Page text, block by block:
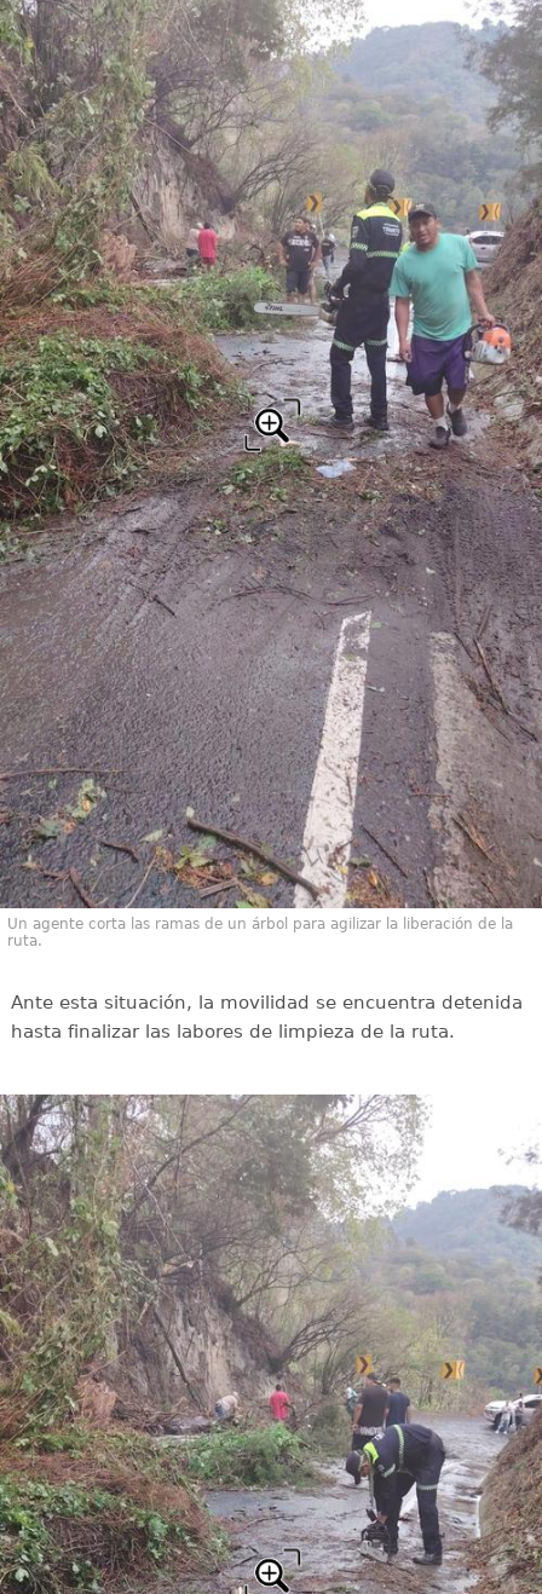
Un agente corta las ramas de un árbol para agilizar la liberación de la
ruta.
Ante esta situación, la movilidad se encuentra detenida
hasta finalizar las labores de limpieza de la ruta.